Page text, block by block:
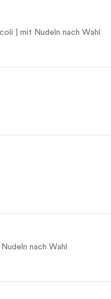
| mit Nudeln nach Wahl
nach Wahl